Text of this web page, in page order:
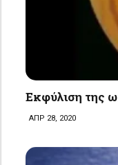
Εκφύλιση της
ΑΠΡ 28, 2020